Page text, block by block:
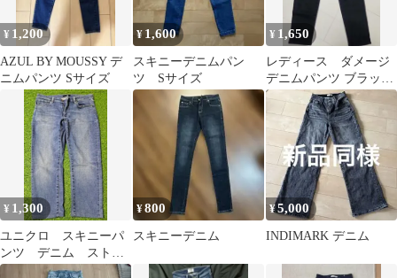
¥ 1,200
AZUL BY MOUSSY デ
ニムパンツ Sサイズ
¥ 1,600
スキニーデニムパン
ツ Sサイズ
¥ 1,650
レディース ダメージ
デニムパンツ ブラック
XS
¥ 1,300
ユニクロ スキニーパ
ンツ デニム ストレ
ッチパンツ
¥800
スキニーデニム
¥5,000
INDIMARK デニム